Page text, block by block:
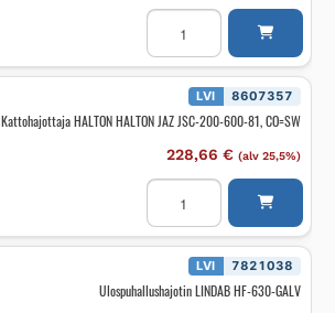
Tasauslaatikko
FLÄKTGROUP
vaimennettu
määrä
LVI 8607357
Kattohajottaja HALTON HALTON JAZ JSC-200-600-81, CO=SW
228,66 € (alv 25,5%)
Kattohajottaja
HALTON
HALTON
JAZ
JSC-
81,
LVI 7821038
Ulospuhallushajotin LINDAB HF-630-GALV